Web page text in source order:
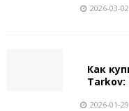
2026-03-02
Как
Tarkov:
2026-01-29